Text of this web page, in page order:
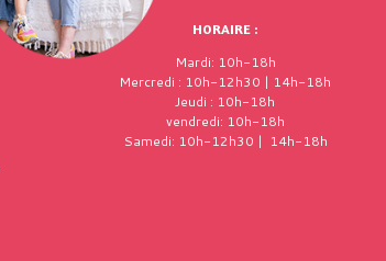
HORAIRE :
Mardi: 10h-18h
Mercredi : 10h-12h30 | 14h-18h
Jeudi : 10h-18h
vendredi: 10h-18h
Samedi: 10h-12h30 | 14h-18h